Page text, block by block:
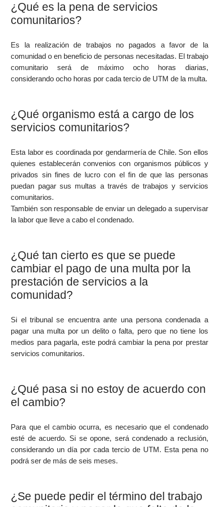
¿Qué es la pena de servicios
comunitarios?
Es la realización de trabajos no pagados a favor de la
comunidad o en beneficio de personas necesitadas. El trabajo
comunitario será de máximo ocho horas diarias,
considerando ocho horas por cada tercio de UTM de la multa.
¿Qué organismo está a cargo de los
servicios comunitarios?
Esta labor es coordinada por gendarmería de Chile. Son ellos
quienes establecerán convenios con organismos públicos y
privados sin fines de lucro con el fin de que las personas
puedan pagar sus multas a través de trabajos y servicios
comunitarios.
También son responsable de enviar un delegado a supervisar
la labor que lleve a cabo el condenado.
¿Qué tan cierto es que se puede
cambiar el pago de una multa por la
prestación de servicios a la
comunidad?
Si el tribunal se encuentra ante una persona condenada a
pagar una multa por un delito o falta, pero que no tiene los
medios para pagarla, este podrá cambiar la pena por prestar
servicios comunitarios.
¿Qué pasa si no estoy de acuerdo con
el cambio?
Para que el cambio ocurra, es necesario que el condenado
esté de acuerdo. Si se opone, será condenado a reclusión,
considerando un día por cada tercio de UTM. Esta pena no
podrá ser de más de seis meses.
¿Se puede pedir el término del trabajo